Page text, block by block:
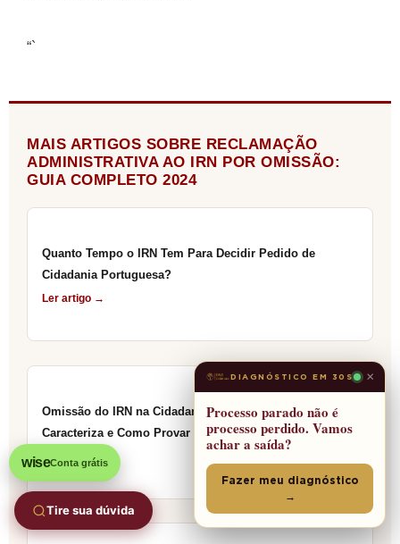
“`
MAIS ARTIGOS SOBRE RECLAMAÇÃO
ADMINISTRATIVA AO IRN POR OMISSÃO:
GUIA COMPLETO 2024
Quanto Tempo o IRN Tem Para Decidir Pedido de
Cidadania Portuguesa?
Ler artigo →
Omissão do IRN na Cidadania Portuguesa: O Que
Caracteriza e Como Provar
Ler artigo →
DIAGNÓSTICO EM 30S ×
Processo parado não é
processo perdido. Vamos
achar a saída?
Fazer meu diagnóstico
→
wiseConta grátis
Tire sua dúvida